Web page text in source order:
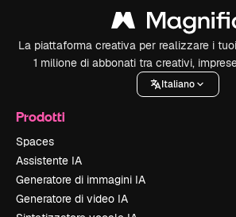
La piattaforma creativa per realizzare i
1 milione di abbonati tra creativi,
Italiano
Prodotti
Spaces
Assistente IA
Generatore di immagini IA
Generatore di video IA